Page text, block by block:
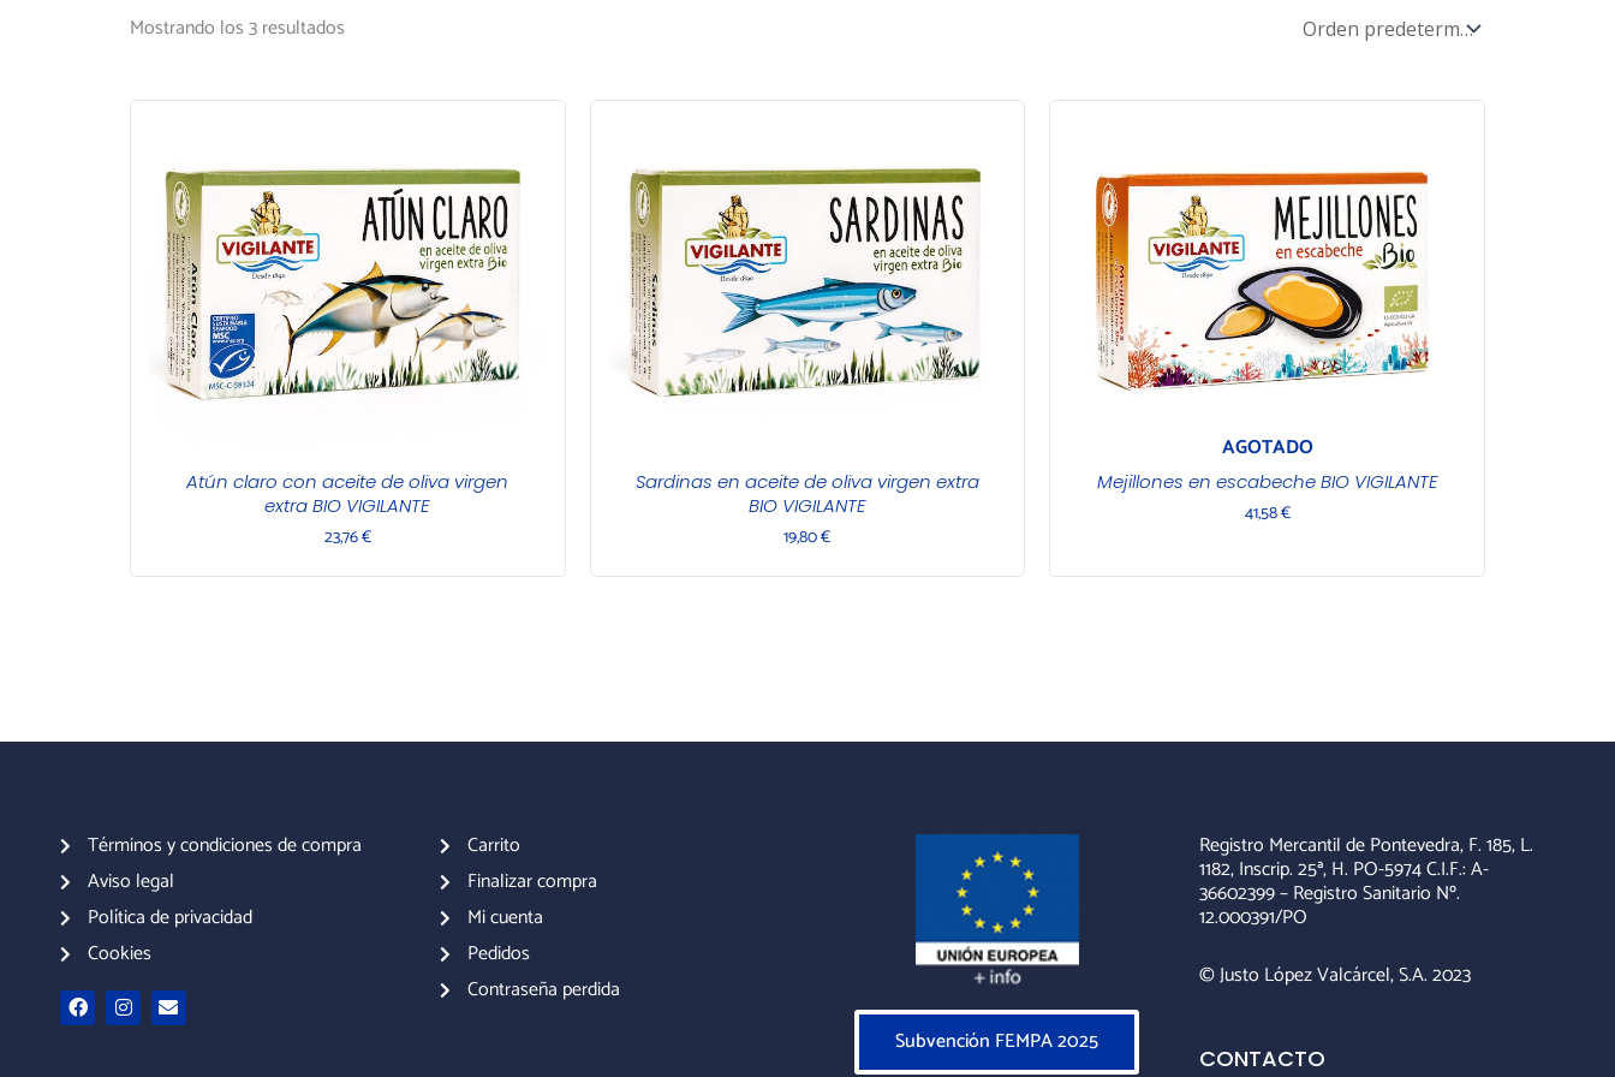
Mostrando los 3 resultados
Atún claro con aceite de oliva virgen
extra BIO VIGILANTE
23,76€
Sardinas en aceite de oliva virgen extra
BIO VIGILANTE
19,80€
AGOTADO
Mejillones en escabeche BIO VIGILANTE
41,58€
Términos y condiciones de compra
Aviso legal
Política de privacidad
Cookies
F
a
c
I
n
s
E
n
v
Carrito
Finalizar compra
Mi cuenta
Pedidos
Contraseña perdida
Subvención FEMPA 2025
Registro Mercantil de Pontevedra, F. 185, L.
1182, Inscrip. 25ª, H. PO-5974 C.I.F.: A-
36602399 – Registro Sanitario Nº.
12.000391/PO
© Justo López Valcárcel, S.A. 2023
CONTACTO